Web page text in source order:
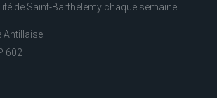
de Saint-Barthélemy chaque semaine
Antillaise
602